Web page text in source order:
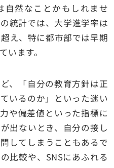
自然なことかもしれませ
統計では、大学進学率は
え、特に都市部では早期
います。
、「自分の教育方針は正
いるのか」といった迷い
や偏差値といった指標に
出ないとき、自分の接し
してしまうこともあるで
比較や、SNSにあふれる